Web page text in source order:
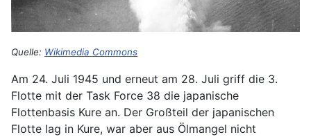
Quelle: Wikimedia Commons
Am 24. Juli 1945 und erneut am 28. Juli griff die 3.
Flotte mit der Task Force 38 die japanische
Flottenbasis Kure an. Der Großteil der japanischen
Flotte lag in Kure, war aber aus Ölmangel nicht